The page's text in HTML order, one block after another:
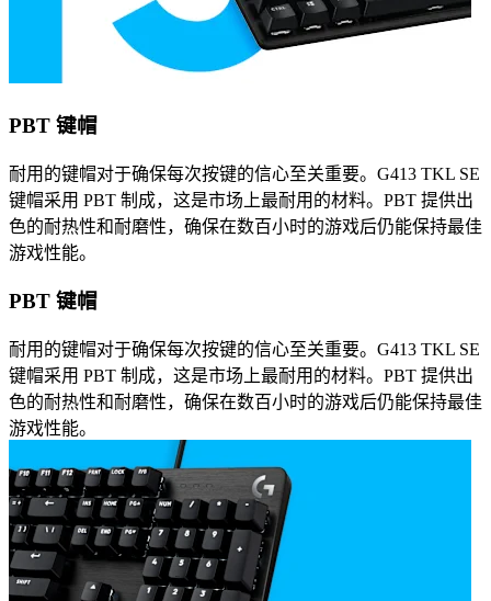
PBT 键帽
耐用的键帽对于确保每次按键的信心至关重要。G413 TKL SE
键帽采用 PBT 制成，这是市场上最耐用的材料。PBT 提供出
色的耐热性和耐磨性，确保在数百小时的游戏后仍能保持最佳
游戏性能。
PBT 键帽
耐用的键帽对于确保每次按键的信心至关重要。G413 TKL SE
键帽采用 PBT 制成，这是市场上最耐用的材料。PBT 提供出
色的耐热性和耐磨性，确保在数百小时的游戏后仍能保持最佳
游戏性能。